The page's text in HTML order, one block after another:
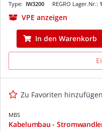
REGRO Lager.Nr.:
Type: IW3200
VPE anzeigen
In den Warenkorb
Zu Favoriten hinzufügen
MBS
Kabelumbau -